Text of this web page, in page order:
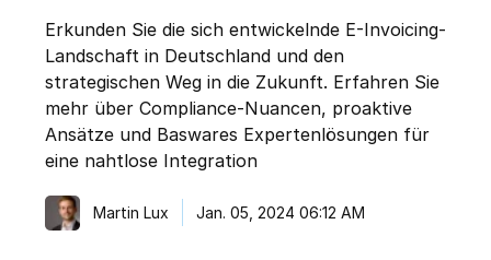
Erkunden Sie die sich entwickelnde E-Invoicing-
Landschaft in Deutschland und den
strategischen Weg in die Zukunft. Erfahren Sie
mehr über Compliance-Nuancen, proaktive
Ansätze und Baswares Expertenlösungen für
eine nahtlose Integration
Martin Lux Jan. 05, 2024 06:12 AM